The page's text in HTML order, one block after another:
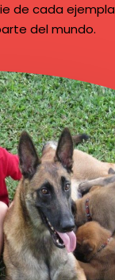
de cada
del mundo.